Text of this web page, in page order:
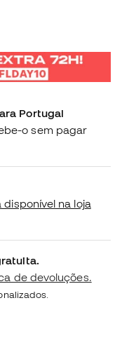
Portugal
o sem pagar
na loja
de devoluções.